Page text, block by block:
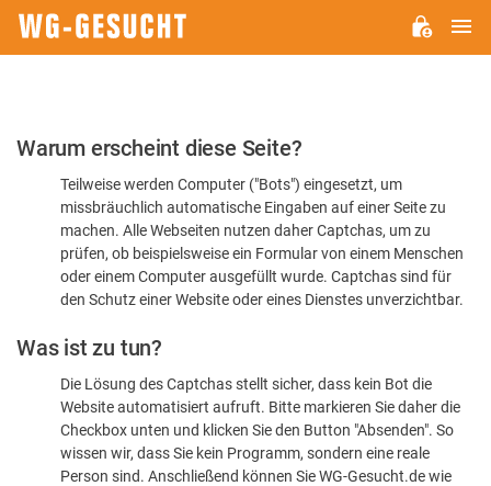
Bitte
dass
sind
Warum erscheint diese Seite?
Teilweise werden Computer ("Bots") eingesetzt, um
missbräuchlich automatische Eingaben auf einer Seite zu
machen. Alle Webseiten nutzen daher Captchas, um zu
prüfen, ob beispielsweise ein Formular von einem Menschen
oder einem Computer ausgefüllt wurde. Captchas sind für
den Schutz einer Website oder eines Dienstes unverzichtbar.
Was ist zu tun?
Die Lösung des Captchas stellt sicher, dass kein Bot die
Website automatisiert aufruft. Bitte markieren Sie daher die
Checkbox unten und klicken Sie den Button "Absenden". So
wissen wir, dass Sie kein Programm, sondern eine reale
Person sind. Anschließend können Sie WG-Gesucht.de wie